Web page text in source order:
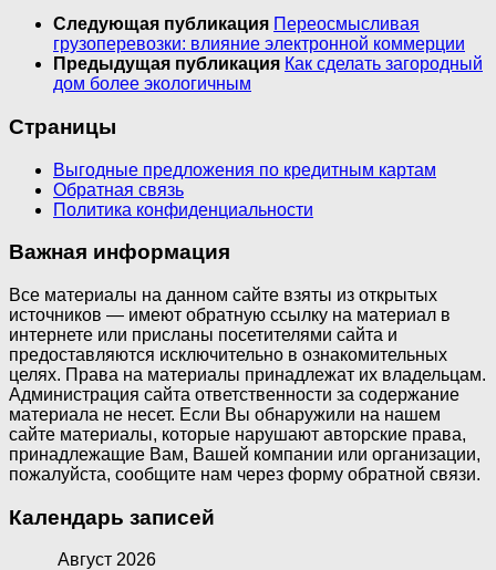
Следующая публикация Переосмысливая
грузоперевозки: влияние электронной коммерции
Предыдущая публикация Как сделать загородный
дом более экологичным
Страницы
Выгодные предложения по кредитным картам
Обратная связь
Политика конфиденциальности
Важная информация
Все материалы на данном сайте взяты из открытых
источников — имеют обратную ссылку на материал в
интернете или присланы посетителями сайта и
предоставляются исключительно в ознакомительных
целях. Права на материалы принадлежат их владельцам.
Администрация сайта ответственности за содержание
материала не несет. Если Вы обнаружили на нашем
сайте материалы, которые нарушают авторские права,
принадлежащие Вам, Вашей компании или организации,
пожалуйста, сообщите нам через форму обратной связи.
Календарь записей
Август 2026